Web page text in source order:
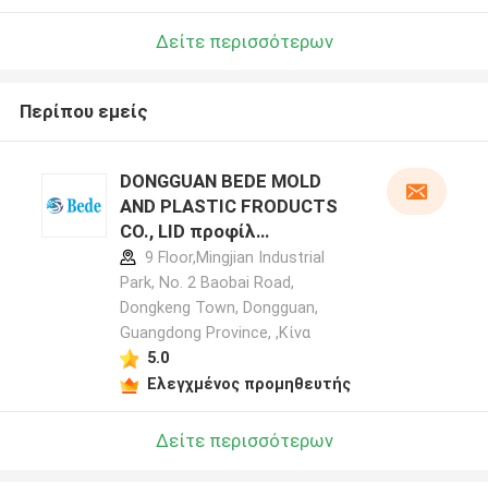
Δείτε περισσότερων
Περίπου εμείς
DONGGUAN BEDE MOLD
AND PLASTIC FRODUCTS
CO., LID προφίλ
κατασκευαστή
9 Floor,Mingjian Industrial
Park, No. 2 Baobai Road,
Dongkeng Town, Dongguan,
Guangdong Province, ,Κίνα
5.0
Ελεγχμένος προμηθευτής
Δείτε περισσότερων